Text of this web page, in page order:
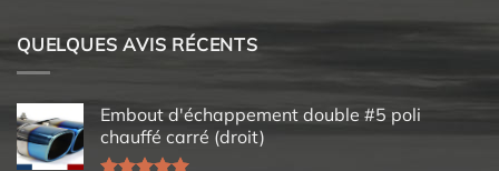
QUELQUES AVIS RÉCENTS
Embout d'échappement double #5 poli
chauffé carré (droit)